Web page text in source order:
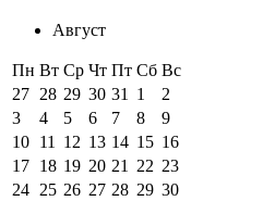
Август
Пн Вт Ср Чт Пт Сб Вс
27 28 29 30 31 1
2
3
4 5 6 7 8
9
10 11 12 13 14 15 16
17 18 19 20 21 22 23
24 25 26 27 28 29 30